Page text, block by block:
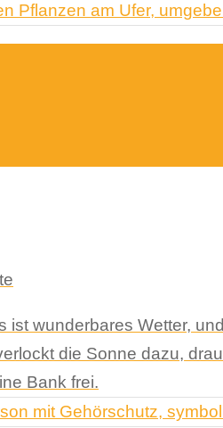
ist wunderbares Wetter,
die Sonne dazu,
Bank frei.